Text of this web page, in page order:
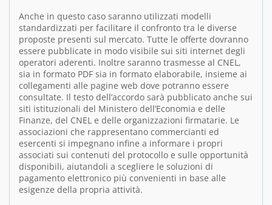
Anche in questo caso saranno utilizzati modelli
standardizzati per facilitare il confronto tra le diverse
proposte presenti sul mercato. Tutte le offerte dovranno
essere pubblicate in modo visibile sui siti internet degli
operatori aderenti. Inoltre saranno trasmesse al CNEL,
sia in formato PDF sia in formato elaborabile, insieme ai
collegamenti alle pagine web dove potranno essere
consultate. Il testo dell’accordo sarà pubblicato anche sui
siti istituzionali del Ministero dell’Economia e delle
Finanze, del CNEL e delle organizzazioni firmatarie. Le
associazioni che rappresentano commercianti ed
esercenti si impegnano infine a informare i propri
associati sui contenuti del protocollo e sulle opportunità
disponibili, aiutandoli a scegliere le soluzioni di
pagamento elettronico più convenienti in base alle
esigenze della propria attività.